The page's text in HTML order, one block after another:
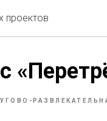
проектов